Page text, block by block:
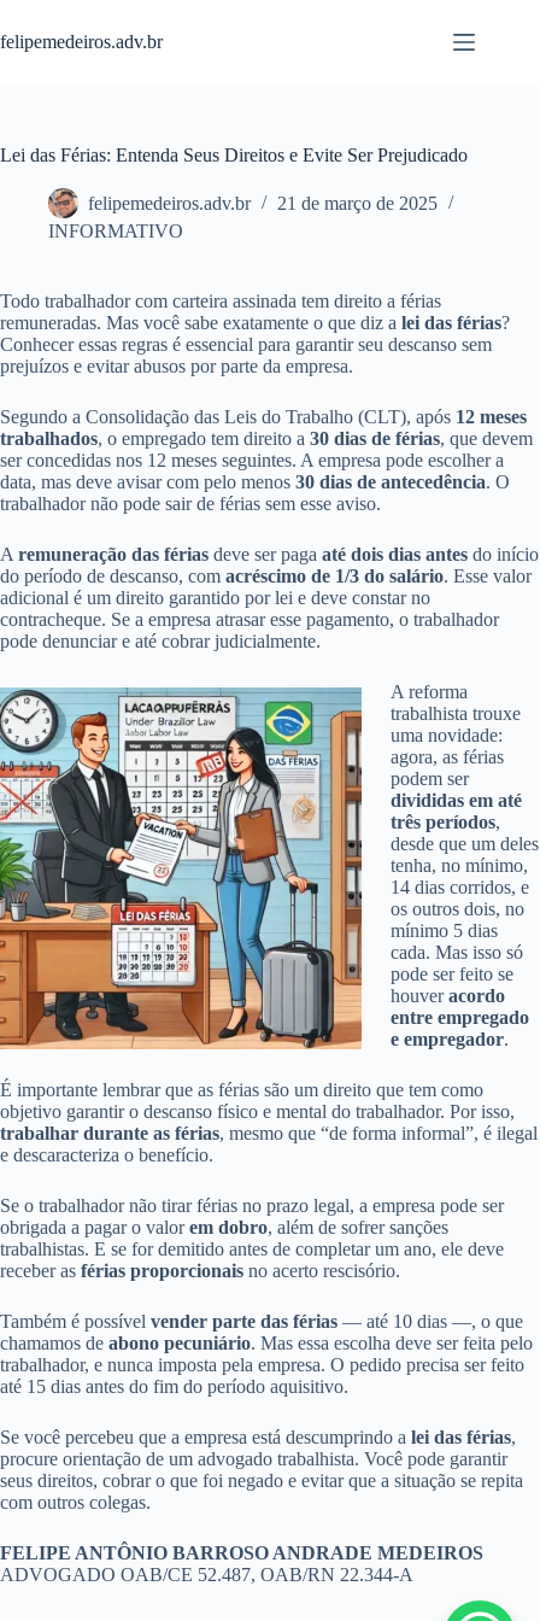
para
o
felipemedeiros.adv.br
Lei das Férias: Entenda Seus Direitos e Evite Ser Prejudicado
felipemedeiros.adv.br
21 de março de 2025
INFORMATIVO
Todo trabalhador com carteira assinada tem direito a férias
remuneradas. Mas você sabe exatamente o que diz a lei das férias?
Conhecer essas regras é essencial para garantir seu descanso sem
prejuízos e evitar abusos por parte da empresa.
Segundo a Consolidação das Leis do Trabalho (CLT), após 12 meses
trabalhados, o empregado tem direito a 30 dias de férias, que devem
ser concedidas nos 12 meses seguintes. A empresa pode escolher a
data, mas deve avisar com pelo menos 30 dias de antecedência. O
trabalhador não pode sair de férias sem esse aviso.
A remuneração das férias deve ser paga até dois dias antes do início
do período de descanso, com acréscimo de 1/3 do salário. Esse valor
adicional é um direito garantido por lei e deve constar no
contracheque. Se a empresa atrasar esse pagamento, o trabalhador
pode denunciar e até cobrar judicialmente.
A reforma
trabalhista trouxe
uma novidade:
agora, as férias
podem ser
divididas em até
três períodos,
desde que um deles
tenha, no mínimo,
14 dias corridos, e
os outros dois, no
mínimo 5 dias
cada. Mas isso só
pode ser feito se
houveracordo
entre empregado
e empregador.
É importante lembrar que as férias são um direito que tem como
objetivo garantir o descanso físico e mental do trabalhador. Por isso,
trabalhar durante as férias, mesmo que “de forma informal”, é ilegal
e descaracteriza o benefício.
Se o trabalhador não tirar férias no prazo legal, a empresa pode ser
obrigada a pagar o valorem dobro, além de sofrer sanções
trabalhistas. E se for demitido antes de completar um ano, ele deve
receber as férias proporcionais no acerto rescisório.
Também é possível vender parte das férias — até 10 dias —, o que
chamamos de abono pecuniário. Mas essa escolha deve ser feita pelo
trabalhador, e nunca imposta pela empresa. O pedido precisa ser feito
até 15 dias antes do fim do período aquisitivo.
Se você percebeu que a empresa está descumprindo a lei das férias,
procure orientação de um advogado trabalhista. Você pode garantir
seus direitos, cobrar o que foi negado e evitar que a situação se repita
com outros colegas.
FELIPE ANTÔNIO BARROSO ANDRADE MEDEIROS
ADVOGADO OAB/CE 52.487, OAB/RN 22.344-A